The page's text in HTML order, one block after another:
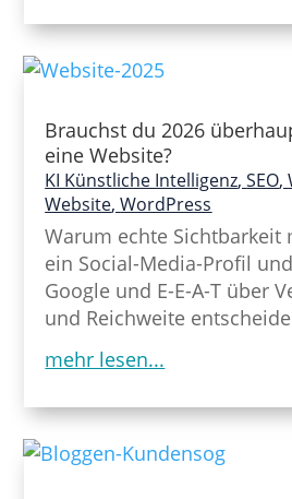
Brauchst du 2026
eine Website?
KI Künstliche Intelligenz,SEO,
Website,WordPress
Warum echte Sichtbarkeit
ein Social-Media-Profil
Google und E-E-A-T über
und Reichweite
mehr lesen...